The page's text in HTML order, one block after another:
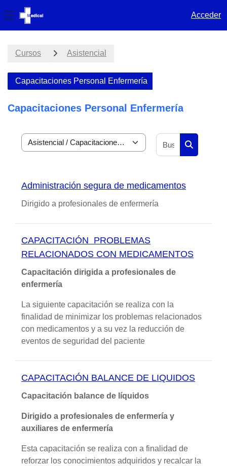
Panel lateral
Acceder
Cursos Asistencial
Capacitaciones Personal Enfermería
Capacitaciones Personal Enfermería
Categorías
Buscar
Administración segura de medicamentos
Dirigido a profesionales de enfermería
CAPACITACIÓN PROBLEMAS
RELACIONADOS CON MEDICAMENTOS
Capacitación dirigida a profesionales de
enfermería
La siguiente capacitación se realiza con la
finalidad de minimizar los problemas relacionados
con medicamentos y a su vez la reducción de
eventos de seguridad del paciente
CAPACITACIÓN BALANCE DE LIQUIDOS
Capacitación balance de líquidos
Dirigido a profesionales de enfermería y
auxiliares de enfermería
Esta capacitación se realiza con a finalidad de
reforzar los conocimientos adquiridos y recalcar la